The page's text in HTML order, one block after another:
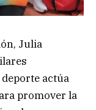
Julia
actúa
promover la